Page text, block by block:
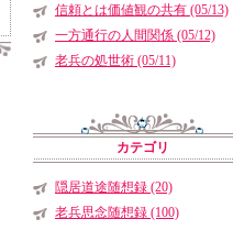
信頼とは価値観の共有 (05/13)
一方通行の人間関係 (05/12)
老兵の処世術 (05/11)
カテゴリ
隠居道途随想録 (20)
老兵思念随想録 (100)